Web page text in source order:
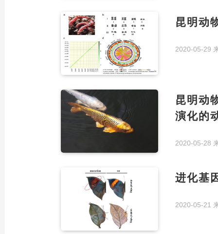
昆明动
2020-05-29
昆明动
演化的
2020-05-28
进化基
2020-05-21